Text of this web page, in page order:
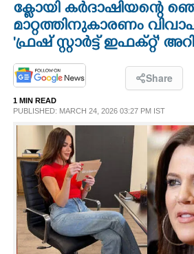
OPINION
PHOTOS
LIFESTYLE
SPIRITUAL
INFO+
ART
ക്ളോയി കർദാഷിയന്റെ
മാറ്റത്തിനുകാരണം
'ഫ്രഷ് സ്റ്റാർട്ട് ഇഫക്റ്റ്"
Share
1 MIN READ
PUBLISHED: MARCH 24, 2026 03:27 PM IST